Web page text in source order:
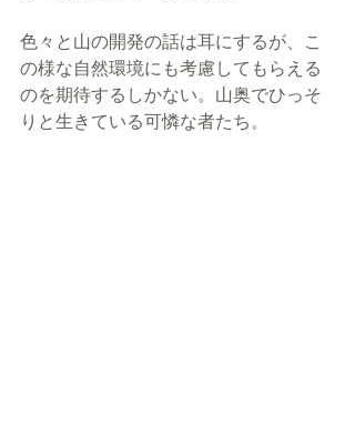
色々と山の開発の話は耳にするが、こ
の様な自然環境にも考慮してもらえる
のを期待するしかない。山奥でひっそ
りと生きている可憐な者たち。